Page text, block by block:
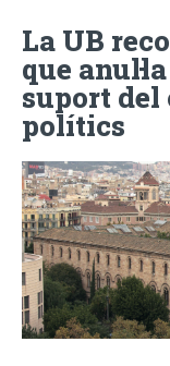
La UB
que
suport del
polítics